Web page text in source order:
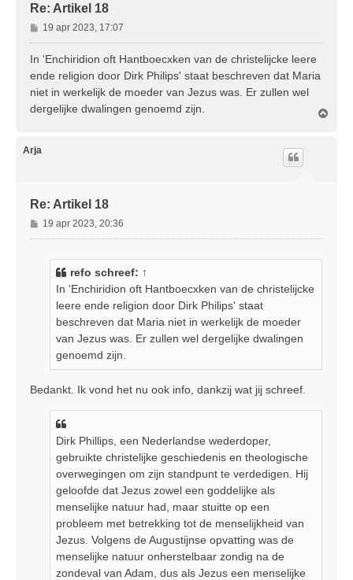
Re: Artikel 18
B
e
c
h
t
19 apr 2023, 17:07
In 'Enchiridion oft Hantboecxken van de christelijcke leere
ende religion door Dirk Philips' staat beschreven dat Maria
niet in werkelijk de moeder van Jezus was. Er zullen wel
dergelijke dwalingen genoemd zijn.
Arja
Re: Artikel 18
B
e
19 apr 2023, 20:36
refo schreef: ↑
In 'Enchiridion oft Hantboecxken van de christelijcke
leere ende religion door Dirk Philips' staat
beschreven dat Maria niet in werkelijk de moeder
van Jezus was. Er zullen wel dergelijke dwalingen
genoemd zijn.
Bedankt. Ik vond het nu ook info, dankzij wat jij schreef.
Dirk Phillips, een Nederlandse wederdoper,
gebruikte christelijke geschiedenis en theologische
overwegingen om zijn standpunt te verdedigen. Hij
geloofde dat Jezus zowel een goddelijke als
menselijke natuur had, maar stuitte op een
probleem met betrekking tot de menselijkheid van
Jezus. Volgens de Augustijnse opvatting was de
menselijke natuur onherstelbaar zondig na de
zondeval van Adam, dus als Jezus een menselijke